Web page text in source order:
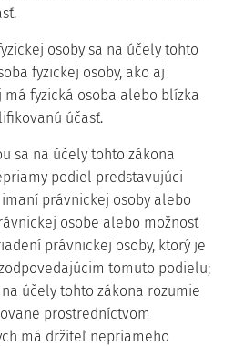
osoby sa na účely tohto
fyzickej osoby, ako aj
fyzická osoba alebo blízka
účasť.
sa na účely tohto zákona
podiel predstavujúci
právnickej osoby alebo
osobe alebo možnosť
právnickej osoby, ktorý je
tomuto podielu;
účely tohto zákona rozumie
prostredníctvom
má držiteľ nepriameho